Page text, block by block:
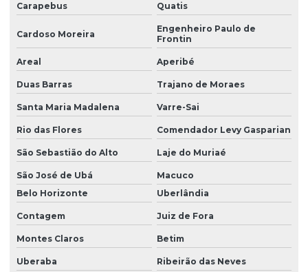
Carapebus Quatis
Cardoso Moreira
Engenheiro Paulo de
Frontin
Areal Aperibé
Duas Barras Trajano de Moraes
Santa Maria Madalena Varre-Sai
Rio das Flores Comendador Levy Gasparian
São Sebastião do Alto Laje do Muriaé
São José de Ubá
Macuco
Belo Horizonte
Uberlândia
Contagem Juiz de Fora
Montes Claros Betim
Uberaba Ribeirão das Neves